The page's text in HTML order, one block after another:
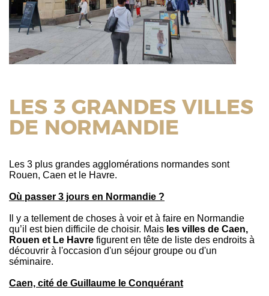
LES 3 GRANDES VILLES
DE NORMANDIE
Les 3 plus grandes agglomérations normandes sont
Rouen, Caen et le Havre.
Où passer 3 jours en Normandie ?
Il y a tellement de choses à voir et à faire en Normandie
qu’il est bien difficile de choisir. Mais les villes de Caen,
Rouen et Le Havre figurent en tête de liste des endroits à
découvrir à l'occasion d'un séjour groupe ou d'un
séminaire.
Caen, cité de Guillaume le Conquérant